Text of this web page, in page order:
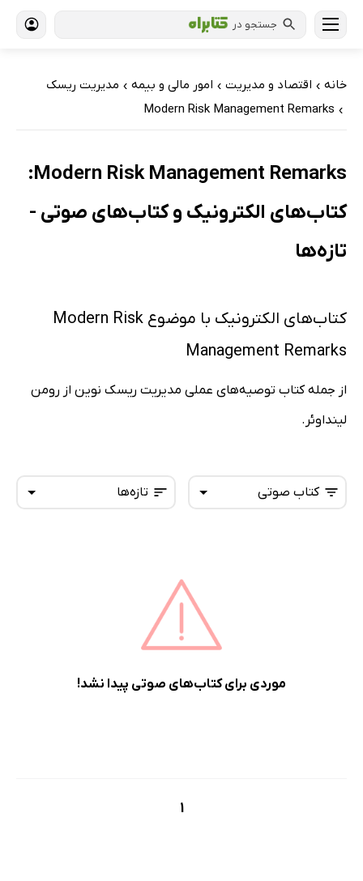
جستجو در
خانه › اقتصاد و مدیریت › امور مالی و بیمه › مدیریت ریسک
›
Modern Risk Management Remarks
Modern Risk Management Remarks:
کتاب‌های الکترونیک و کتاب‌های صوتی -
تازه‌ها
کتاب‌های الکترونیک با موضوع Modern Risk
Management Remarks
از جمله کتاب توصیه‌های عملی مدیریت ریسک نوین از رومن
لینداوئر.
تازه‌ها
پرفروش‌ها
پربحث‌ها
کتاب صوتی
موردی برای کتاب‌های صوتی پیدا نشد!
1